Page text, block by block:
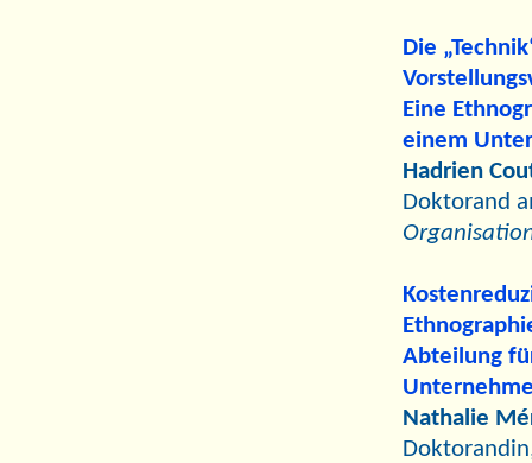
Die
Eine
einem
Hadrien
Doktorand
Abteilung
Nathalie